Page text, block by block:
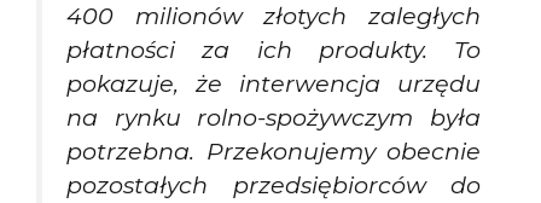
400 milionów złotych zaległych
płatności za ich produkty. To
pokazuje, że interwencja urzędu
na rynku rolno-spożywczym była
potrzebna. Przekonujemy obecnie
pozostałych przedsiębiorców do